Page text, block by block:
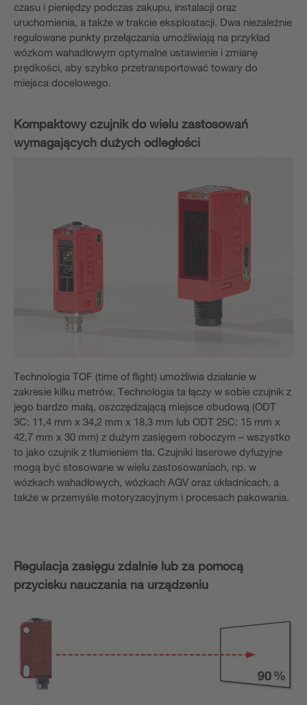
czasu i pieniędzy podczas zakupu, instalacji oraz
uruchomienia, a także w trakcie eksploatacji. Dwa niezależnie
regulowane punkty przełączania umożliwiają na przykład
wózkom wahadłowym optymalne ustawienie i zmianę
prędkości, aby szybko przetransportować towary do
miejsca docelowego.
Kompaktowy czujnik do wielu zastosowań
wymagających dużych odległości
Technologia TOF (time of flight) umożliwia działanie w
zakresie kilku metrów. Technologia ta łączy w sobie czujnik z
jego bardzo małą, oszczędzającą miejsce obudową (ODT
3C: 11,4 mm x 34,2 mm x 18,3 mm lub ODT 25C: 15 mm x
42,7 mm x 30 mm) z dużym zasięgem roboczym – wszystko
to jako czujnik z tłumieniem tła. Czujniki laserowe dyfuzyjne
mogą być stosowane w wielu zastosowaniach, np. w
wózkach wahadłowych, wózkach AGV oraz układnicach, a
także w przemyśle motoryzacyjnym i procesach pakowania.
Regulacja zasięgu zdalnie lub za pomocą
przycisku nauczania na urządzeniu